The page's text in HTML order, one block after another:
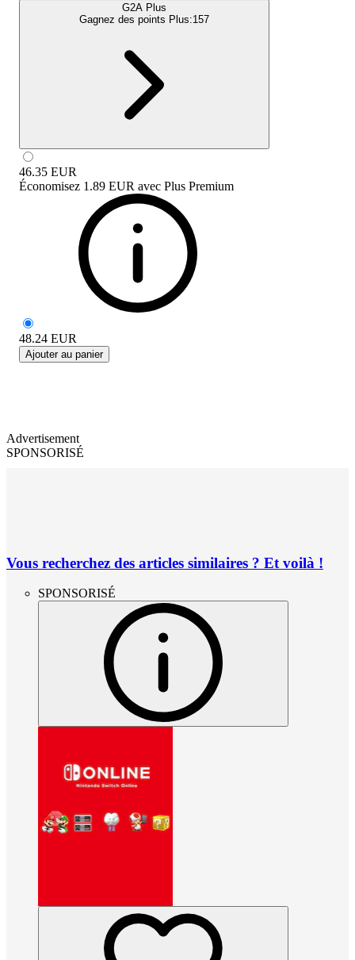
G2A Plus
Gagnez des points Plus:157
46.35 EUR
Économisez 1.89 EUR avec Plus Premium
48.24 EUR
Ajouter au panier
Advertisement
SPONSORISÉ
Vous recherchez des articles similaires ? Et voilà !
SPONSORISÉ